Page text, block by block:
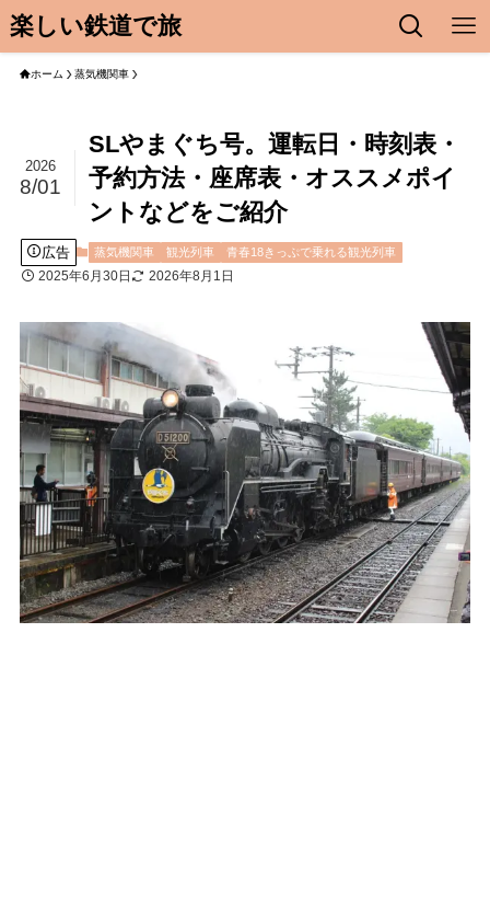
楽しい鉄道で旅
ホーム 蒸気機関車
SLやまぐち号。運転日・時刻表・
予約方法・座席表・オススメポイ
ントなどをご紹介
2026
8/01
広告 蒸気機関車 観光列車 青春18きっぷで乗れる観光列車
2025年6月30日 2026年8月1日